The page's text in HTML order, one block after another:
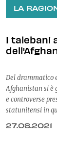
LA
I talebani
Del drammatico
Afghanistan si è
e controverse
statunitensi in
27.08.2021